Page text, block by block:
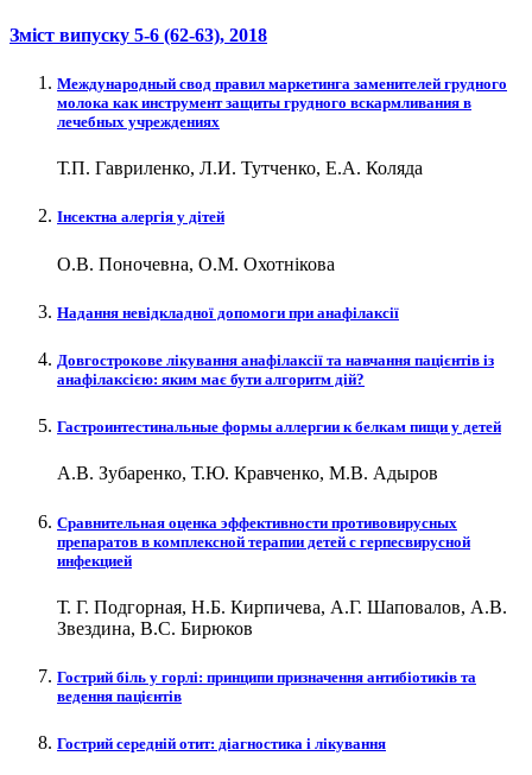
Зміст випуску 5-6 (62-63), 2018
Международный свод правил маркетинга заменителей грудного
молока как инструмент защиты грудного вскармливания в
лечебных учреждениях
Т.П. Гавриленко, Л.И. Тутченко, Е.А. Коляда
Інсектна алергія у дітей
О.В. Поночевна, О.М. Охотнікова
Надання невідкладної допомоги при анафілаксії
Довгострокове лікування анафілаксії та навчання пацієнтів із
анафілаксією: яким має бути алгоритм дій?
Гастроинтестинальные формы аллергии к белкам пищи у детей
А.В. Зубаренко, Т.Ю. Кравченко, М.В. Адыров
Сравнительная оценка эффективности противовирусных
препаратов в комплексной терапии детей с герпесвирусной
инфекцией
Т. Г. Подгорная, Н.Б. Кирпичева, А.Г. Шаповалов, А.В.
Звездина, В.С. Бирюков
Гострий біль у горлі: принципи призначення антибіотиків та
ведення пацієнтів
Гострий середній отит: діагностика і лікування